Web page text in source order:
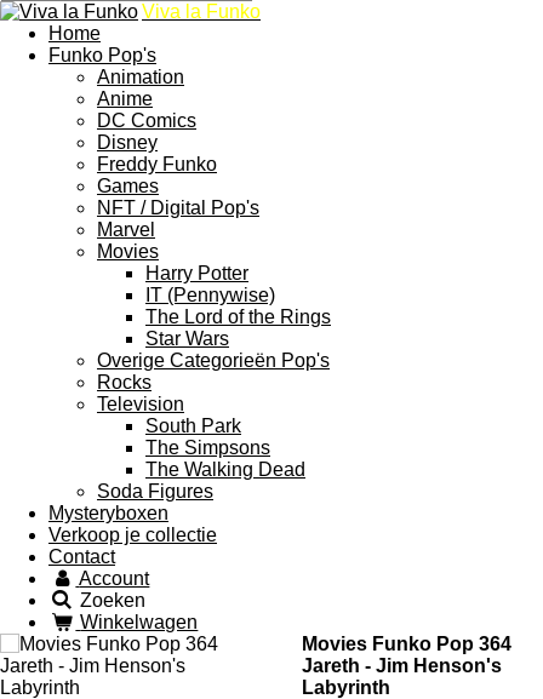
Viva la Funko
Home
Funko Pop's
Animation
Anime
DC Comics
Disney
Freddy Funko
Games
NFT / Digital Pop's
Marvel
Movies
Harry Potter
IT (Pennywise)
The Lord of the Rings
Star Wars
Overige Categorieën Pop's
Rocks
Television
South Park
The Simpsons
The Walking Dead
Soda Figures
Mysteryboxen
Verkoop je collectie
Contact
Account
Zoeken
Winkelwagen
Movies Funko Pop 364
Jareth - Jim Henson's
Labyrinth